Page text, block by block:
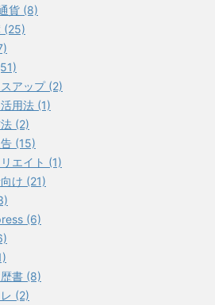
貨 (8)
(25)
アップ (2)
用法 (1)
(2)
(15)
エイト (1)
け (21)
(6)
書 (8)
(2)